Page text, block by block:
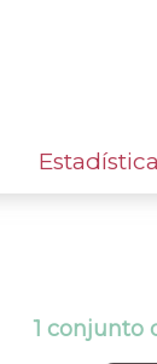
1 conjunto